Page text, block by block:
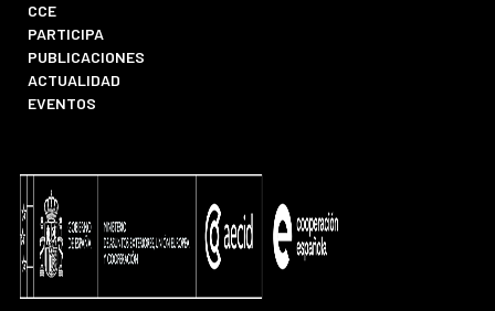
CCE
PARTICIPA
PUBLICACIONES
ACTUALIDAD
EVENTOS